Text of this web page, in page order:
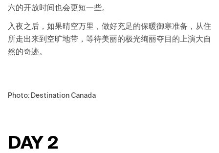
六的开放时间也会更短一些。
入夜之后，如果晴空万里，做好充足的保暖御寒准备，从住
所走出来到空旷地带，等待美丽的极光绚丽夺目的上演大自
然的奇迹。
Photo: Destination Canada
DAY 2